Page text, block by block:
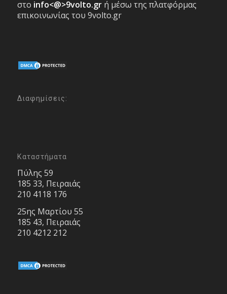
στο info<@>9volto.gr ή μέσω της πλατφόρμας
επικοινωνίας του 9volto.gr
Διαφημίσεις:
Καταστήματα
Πύλης 59
185 33, Πειραιάς
210 4118 176
25ης Μαρτίου 55
185 43, Πειραιάς
210 4212 212